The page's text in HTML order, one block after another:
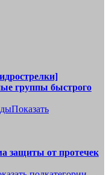
группы быстрого
Показать
защиты от протечек